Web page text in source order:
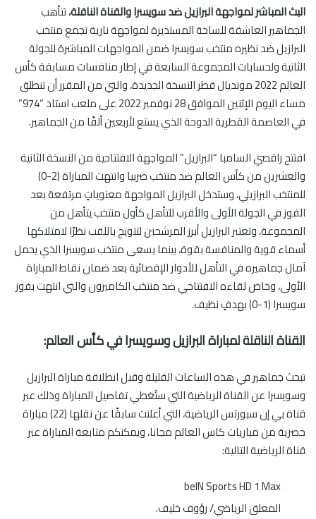
البث المباشر لمواجهة البرازيل ضد سويسرا والقناة الناقلة،تتأهب
الجماهير العاشقة للساحة المستديرة لمواجهة نارية تجمع منتخب
البرازيل ضد نظيره منتخب سويسرا ضمن المواجهات المباشرة للجولة
الثانية ولحسابات المجموعة السابعة في إطار منافسات مسابقة كأس
العالم 2022 مونديال قطر النسخة الجديدة، والتي من المقرر أن تنطلق
مساء اليوم الإثنين الموافق 28 نوفمبر 2022 على ملعب استاد “974”
في العاصمة القطرية الدوحة الذي يستع لأربعين ألفًا من الجماهير.
افتتح راقصي السامبا “البرازيل” المواجهة الافتتاحية من النسخة الثانية
والعشرين من كأس العالم ضد منتخب صربيا وانتهت المباراة (2-0)
للمنتخب البرازيلي، وستدخل البرازيل المواجهة معنوياتٍ مرتفعة بعد
الفوز في الجولة الأولى والأقرب للتأهل كأول منتخب يتأهل من
المجموعة، وتعتبر البرازيل أبرز المرشحين لتتويج باللقب نظرًا لامتلاكها
أسماء قوية والمنافسة بقوة، بينما يسعى منتخب سويسرا الذي يحمل
آمال جماهيره في التأهل للأدوار الإقصائية بعد ضمان نقاط المباراة
الأولى، وخاض لقاءه الافتتاحي ضد منتخب الكاميرون والتي انتهت بفوز
سويسرا (1-0) بهدفٍ نظيف.
القناة الناقلة لمباراة البرازيل وسويسرا في كأس العالم:
تبحث جماهير في هذه الساعات القليلة وقبل انطلاقة مباراة البرازيل
وسويسرا عن القناة الرياضية التي ستُغطي تفاصيل المباراة وذلك عبر
قناة بي إن سبورتس الرياضية، التي أعلنت سابقًا عن نقلها (22) مباراة
حصرية من مباريات كاس العالم مجانا، ويمكنكم متابعة المباراة عبر
قناة الرياضية التالية:
beIN Sports HD 1 Max
المعلق الرياضي/ رؤوف خليف.